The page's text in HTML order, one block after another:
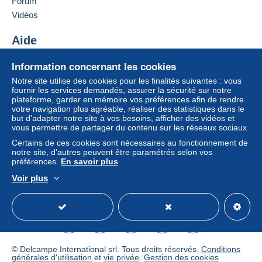
Paiement par :
Lettre (format normal/petite lettre)
2,50 €
Lettre suivie (format normal/petite lettre)
4,00 €
Lettre recommandée (format normal/petite
8,00 €
de livraison, vous devez être
membre et ouvrir une session.
Se
connect
er
S'inscri
re
Tous les paiements se font par le site Delcampe. En
Ajouter ce vendeur aux favoris
Information concernant les cookies
Notre site utilise des cookies pour les finalités suivantes : vous
fournir les services demandés, assurer la sécurité sur notre
plateforme, garder en mémoire vos préférences afin de rendre
votre navigation plus agréable, réaliser des statistiques dans le
but d’adapter notre site à vos besoins, afficher des vidéos et
vous permettre de partager du contenu sur les réseaux sociaux.
Certains de ces cookies sont nécessaires au fonctionnement de
notre site, d’autres peuvent être paramétrés selon vos
préférences. En savoir plus
Voir plus
Vidéos
Aide
Acheter sur Delcampe
Vendre sur Delcampe
Un site sécurisé
© Delcampe International srl. Tous droits réservés. Conditions
générales d'utilisation et vie privée Gestion des cookies